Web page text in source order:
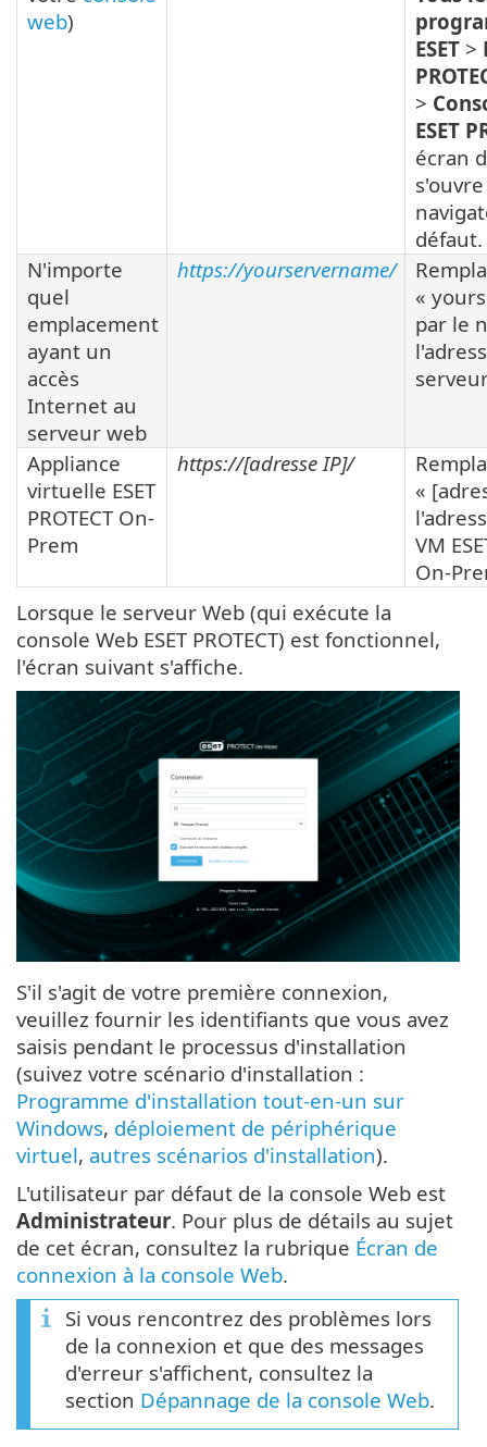
web)
ESET >
>
ESET
écran
défaut.
N'importe
quel
emplacement
ayant un
accès
Internet au
serveur web
https://yourservername/
«
par le
Appliance
virtuelle ESET
PROTECT On-
Prem
https://[adresse IP]/
«
VM
On-
Lorsque le serveur Web (qui exécute la
console Web ESET PROTECT) est fonctionnel,
l'écran suivant s'affiche.
S'il s'agit de votre première connexion,
veuillez fournir les identifiants que vous avez
saisis pendant le processus d'installation
(suivez votre scénario d'installation :
Programme d'installation tout-en-un sur
Windows, déploiement de périphérique
virtuel, autres scénarios d'installation).
L'utilisateur par défaut de la console Web est
Administrateur. Pour plus de détails au sujet
de cet écran, consultez la rubrique Écran de
connexion à la console Web.
Si vous rencontrez des problèmes lors
de la connexion et que des messages
d'erreur s'affichent, consultez la
section Dépannage de la console Web.